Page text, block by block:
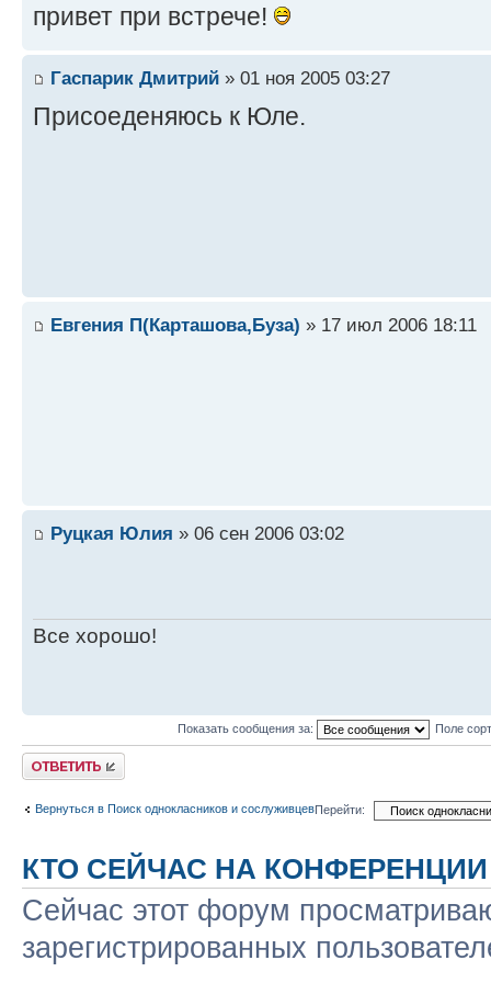
привет при встрече!
Гаспарик Дмитрий » 01 ноя 2005 03:27
Присоеденяюсь к Юле.
Евгения П(Карташова,Буза) » 17 июл 2006 18:11
Руцкая Юлия » 06 сен 2006 03:02
Все хорошо!
Показать сообщения за: Поле
Ответить
Вернуться в Поиск однокласников и сослуживцевПерейти:
КТО СЕЙЧАС НА КОНФЕРЕНЦИИ
Сейчас этот форум
зарегистрированных